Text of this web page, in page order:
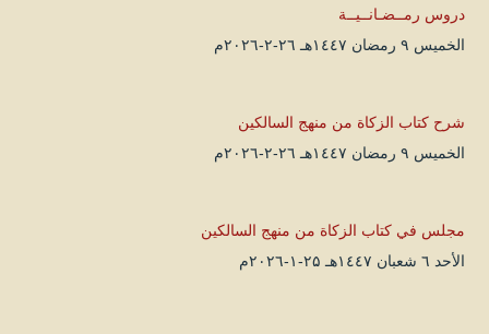
دروس رمــضـانــيــة
الخميس ۹ رمضان ۱٤٤۷هـ ۲٦-۲-۲۰۲٦م
شرح كتاب الزكاة من منهج السالكين
الخميس ۹ رمضان ۱٤٤۷هـ ۲٦-۲-۲۰۲٦م
مجلس في كتاب الزكاة من منهج السالكين
الأحد ٦ شعبان ۱٤٤۷هـ ۲۵-۱-۲۰۲٦م